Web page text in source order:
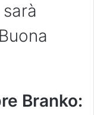
Branko: